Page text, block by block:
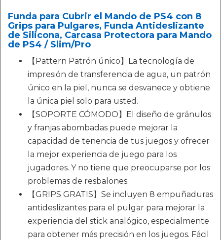
Funda para Cubrir el Mando de PS4 con 8
Grips para Pulgares, Funda Antideslizante
de Silicona, Carcasa Protectora para Mando
de PS4 / Slim/Pro
【Pattern Patrón único】La tecnología de
impresión de transferencia de agua, un patrón
único en la piel, nunca se desvanece y obtiene
la única piel solo para usted.
【SOPORTE CÓMODO】El diseño de gránulos
y franjas abombadas puede mejorar la
capacidad de tenencia de tus juegos y ofrecer
la mejor experiencia de juego para los
jugadores. Y no tiene que preocuparse por los
problemas de resbalones.
【GRIPS GRATIS】Se incluyen 8 empuñaduras
antideslizantes para el pulgar para mejorar la
experiencia del stick analógico, especialmente
para obtener más precisión en los juegos. Fácil